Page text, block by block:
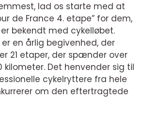
lad os starte med at
de France 4. etape” for dem,
bekendt med cykelløbet.
er en årlig begivenhed, der
21 etaper, der spænder over
kilometer. Det henvender sig til
cykelryttere fra hele
om den eftertragtede